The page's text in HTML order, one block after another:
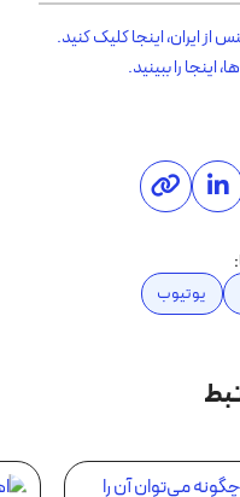
از ایران، اینجا کلیک کنید.
اینجا را ببینید.
یوتیوب